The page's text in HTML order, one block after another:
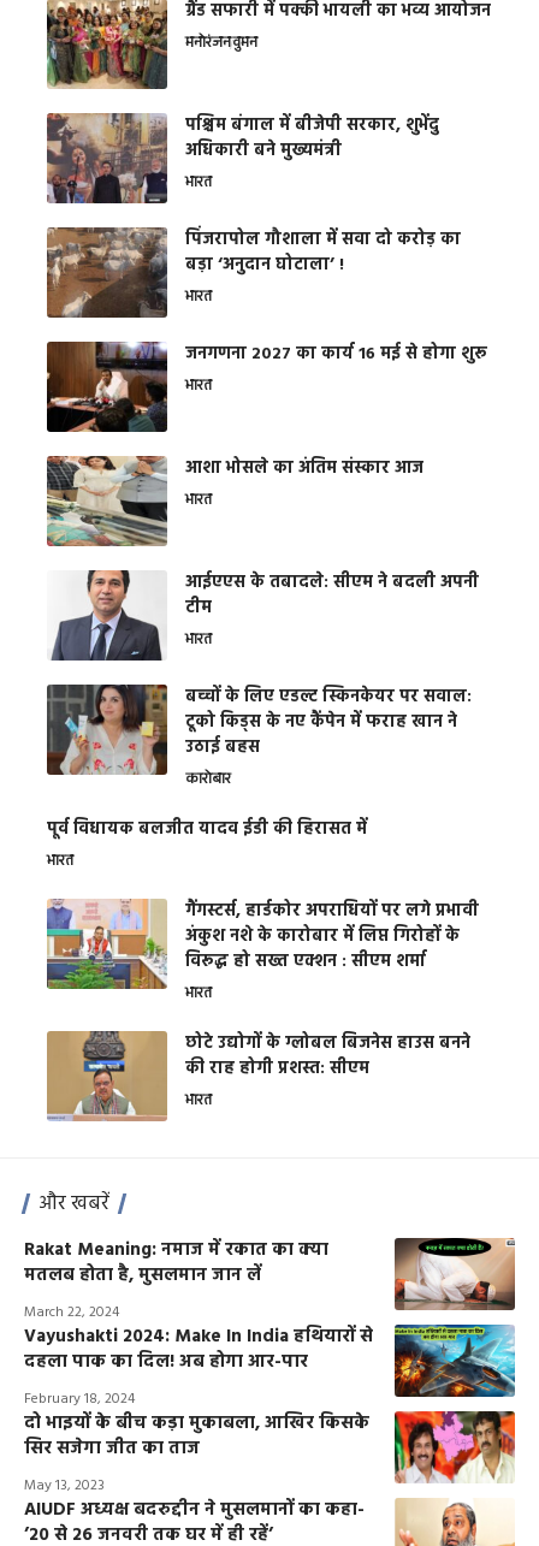
ग्रैंड सफारी में पक्की भायली का भव्य आयोजन
मनोरंजनवुमन
पश्चिम बंगाल में बीजेपी सरकार, शुभेंदु
अधिकारी बने मुख्यमंत्री
भारत
​पिंजरापोल गौशाला में सवा दो करोड़ का
बड़ा ‘अनुदान घोटाला’ !
भारत
जनगणना 2027 का कार्य 16 मई से होगा शुरू
भारत
आशा भोसले का अंतिम संस्कार आज
भारत
आईएएस के तबादले: सीएम ने बदली अपनी
टीम
भारत
बच्चों के लिए एडल्ट स्किनकेयर पर सवाल:
टूको किड्स के नए कैंपेन में फराह खान ने
उठाई बहस
कारोबार
पूर्व विधायक बलजीत यादव ईडी की हिरासत में
भारत
गैंगस्टर्स, हार्डकोर अपराधियों पर लगे प्रभावी
अंकुश नशे के कारोबार में लिप्त गिरोहों के
विरूद्ध हो सख्त एक्शन : सीएम शर्मा
भारत
छोटे उद्योगों के ग्लोबल बिजनेस हाउस बनने
की राह होगी प्रशस्त: सीएम
भारत
और खबरें
Rakat Meaning: नमाज में रकात का क्या
मतलब होता है, मुसलमान जान लें
March 22, 2024
Vayushakti 2024: Make In India हथियारों से
दहला पाक का दिल! अब होगा आर-पार
February 18, 2024
दो भाइयों के बीच कड़ा मुकाबला, आखिर किसके
सिर सजेगा जीत का ताज
May 13, 2023
AIUDF अध्यक्ष बदरुद्दीन ने मुसलमानों का कहा-
’20 से 26 जनवरी तक घर में ही रहें’